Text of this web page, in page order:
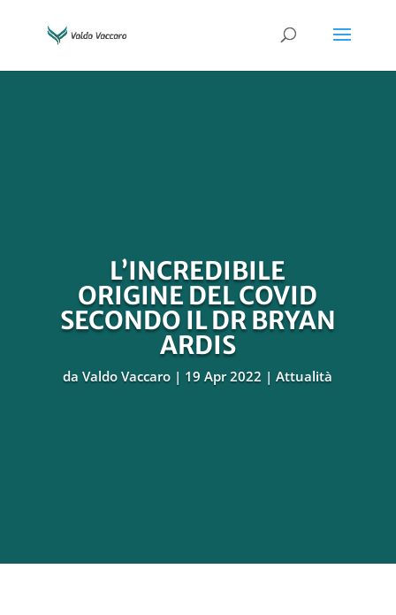
L’INCREDIBILE
ORIGINE DEL COVID
SECONDO IL DR BRYAN
ARDIS
daValdo Vaccaro 19 Apr 2022 Attualità